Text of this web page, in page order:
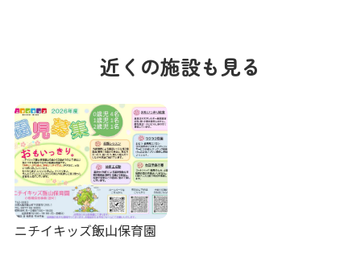
近くの施設も見る
ニチイキッズ飯山保育園